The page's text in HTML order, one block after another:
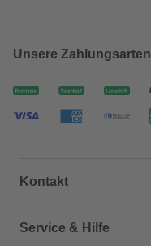
Unsere Zahlungsarten
Kontakt
Dein Kontakt zu uns
Service & Hilfe